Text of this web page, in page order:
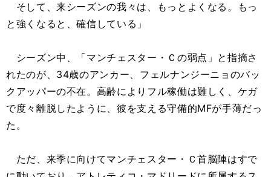
そして、来シーズンの我々は、もっとよくなる。もっ
と強くなると、確信している」
シーズン中、「マンチェスター・Ｃの弱点」と指摘さ
れたのが、34歳のアンカー、フェルナンジーニョのバッ
クアッパーの不在。高齢によりフル稼働は難しく、ケガ
で度々離脱したように、彼を支える守備的MFが手薄だっ
た。
ただ、来季に向けてマンチェスター・Ｃ首脳陣はすで